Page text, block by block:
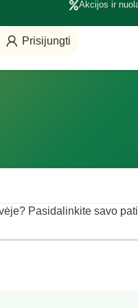
Akcijos ir
Prisijungti
Pasidalinkite savo